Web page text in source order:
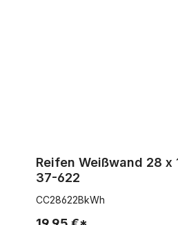
Reifen Weißwand 28 x
37-622
CC28622BkWh